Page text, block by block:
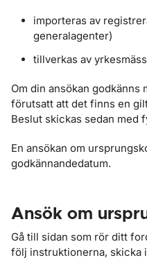
importeras av
generalagenter)
tillverkas av
Om din ansökan
förutsatt att det finns en
Beslut skickas sedan med
En ansökan om
godkännandedatum.
Ansök om
Gå till sidan som rör ditt
följ instruktionerna, skicka